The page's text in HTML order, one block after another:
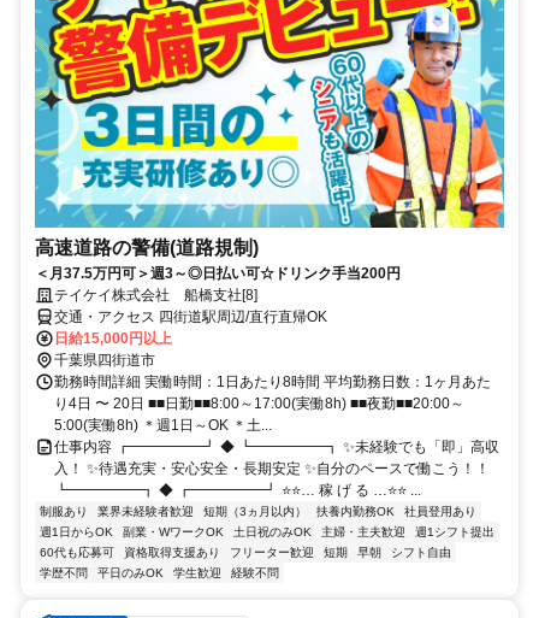
高速道路の警備(道路規制)
＜月37.5万円可＞週3～◎日払い可☆ドリンク手当200円
テイケイ株式会社 船橋支社[8]
交通・アクセス 四街道駅周辺/直行直帰OK
日給15,000円以上
千葉県四街道市
勤務時間詳細 実働時間：1日あたり8時間 平均勤務日数：1ヶ月あた
り4日 〜 20日 ■■日勤■■8:00～17:00(実働8h) ■■夜勤■■20:00～
5:00(実働8h) ＊週1日～OK ＊土...
仕事内容 ┏━━━━━┛ ◆ ┗━━━━━┓ ✨未経験でも「即」高収
入！ ✨待遇充実・安心安全・長期安定 ✨自分のペースで働こう！！
┗━━━━━┓ ◆ ┏━━━━━┛ ⭐⭐… 稼 げ る …⭐⭐ ...
制服あり 業界未経験者歓迎 短期（3ヵ月以内） 扶養内勤務OK
社員登用あり
週1日からOK
副業・WワークOK 土日祝のみOK 主婦・主夫歓迎
週1シフト提出
60代も応募可
資格取得支援あり フリーター歓迎 短期 早朝
シフト自由
学歴不問
平日のみOK 学生歓迎 経験不問